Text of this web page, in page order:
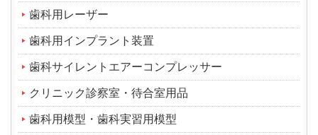
歯科用レーザー
歯科用インプラント装置
歯科サイレントエアーコンプレッサー
クリニック診察室・待合室用品
歯科用模型・歯科実習用模型